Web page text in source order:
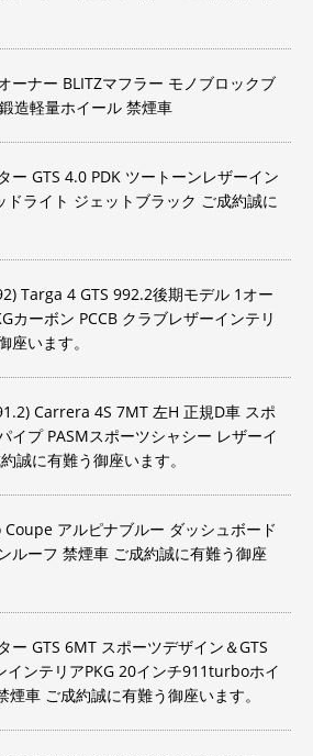
ーナー BLITZマフラー モノブロックブ
造軽量ホイール 禁煙車
ー GTS 4.0 PDK ツートーンレザーイン
ドライト ジェットブラック ご成約誠に
Targa 4 GTS 992.2後期モデル 1オー
カーボン PCCB クラブレザーインテリ
座います。
Carrera 4S 7MT 左H 正規D車 スポ
イプ PASMスポーツシャシー レザーイ
誠に有難う御座います。
アルピナブルー ダッシュボード
ルーフ 禁煙車 ご成約誠に有難う御座
ー GTS 6MT スポーツデザイン＆GTS
インテリアPKG 20インチ911turboホイ
煙車 ご成約誠に有難う御座います。